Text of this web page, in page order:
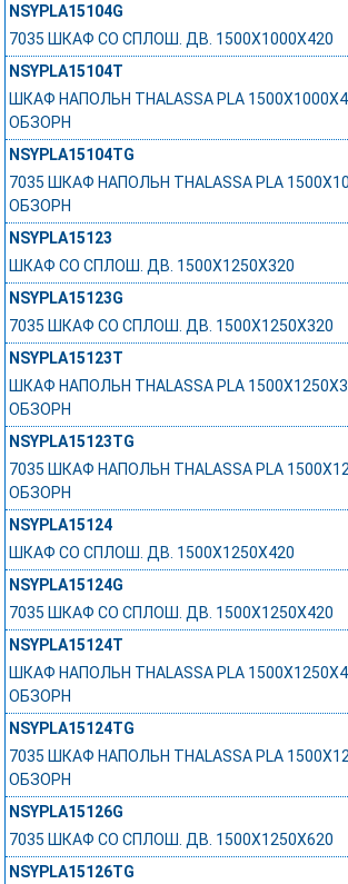
NSYPLA15104G
7035 ШКАФ СО СПЛОШ. ДВ. 1500Х1000Х420
NSYPLA15104T
ШКАФ НАПОЛЬН THALASSA PLA
ОБЗОРН
NSYPLA15104TG
7035 ШКАФ НАПОЛЬН THALASSA PLA
ОБЗОРН
NSYPLA15123
ШКАФ СО СПЛОШ. ДВ. 1500Х1250Х320
NSYPLA15123G
7035 ШКАФ СО СПЛОШ. ДВ. 1500Х1250Х320
NSYPLA15123T
ШКАФ НАПОЛЬН THALASSA PLA
ОБЗОРН
NSYPLA15123TG
7035 ШКАФ НАПОЛЬН THALASSA PLA
ОБЗОРН
NSYPLA15124
ШКАФ СО СПЛОШ. ДВ. 1500Х1250Х420
NSYPLA15124G
7035 ШКАФ СО СПЛОШ. ДВ. 1500Х1250Х420
NSYPLA15124T
ШКАФ НАПОЛЬН THALASSA PLA
ОБЗОРН
NSYPLA15124TG
7035 ШКАФ НАПОЛЬН THALASSA PLA
ОБЗОРН
NSYPLA15126G
7035 ШКАФ СО СПЛОШ. ДВ. 1500Х1250Х620
NSYPLA15126TG